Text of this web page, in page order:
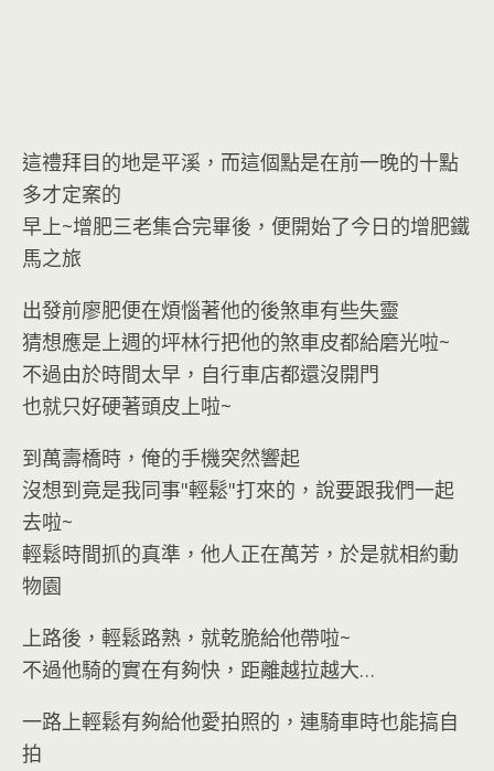
這禮拜目的地是平溪，而這個點是在前一晚的十點
多才定案的
早上~增肥三老集合完畢後，便開始了今日的增肥鐵
馬之旅
出發前廖肥便在煩惱著他的後煞車有些失靈
猜想應是上週的坪林行把他的煞車皮都給磨光啦~
不過由於時間太早，自行車店都還沒開門
也就只好硬著頭皮上啦~
到萬壽橋時，俺的手機突然響起
沒想到竟是我同事"輕鬆"打來的，說要跟我們一起
去啦~
輕鬆時間抓的真準，他人正在萬芳，於是就相約動
物園
上路後，輕鬆路熟，就乾脆給他帶啦~
不過他騎的實在有夠快，距離越拉越大…
一路上輕鬆有夠給他愛拍照的，連騎車時也能搞自
拍